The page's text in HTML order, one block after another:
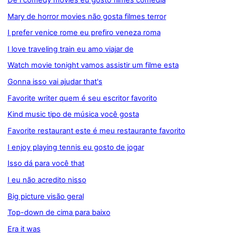
Mary de horror movies não gosta filmes terror
I prefer venice rome eu prefiro veneza roma
I love traveling train eu amo viajar de
Watch movie tonight vamos assistir um filme esta
Gonna isso vai ajudar that's
Favorite writer quem é seu escritor favorito
Kind music tipo de música você gosta
Favorite restaurant este é meu restaurante favorito
I enjoy playing tennis eu gosto de jogar
Isso dá para você that
I eu não acredito nisso
Big picture visão geral
Top-down de cima para baixo
Era it was